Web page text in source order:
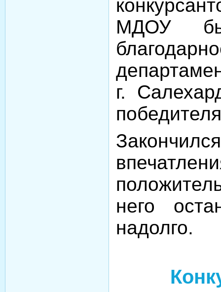
МДОУ
г.
него
надолго.